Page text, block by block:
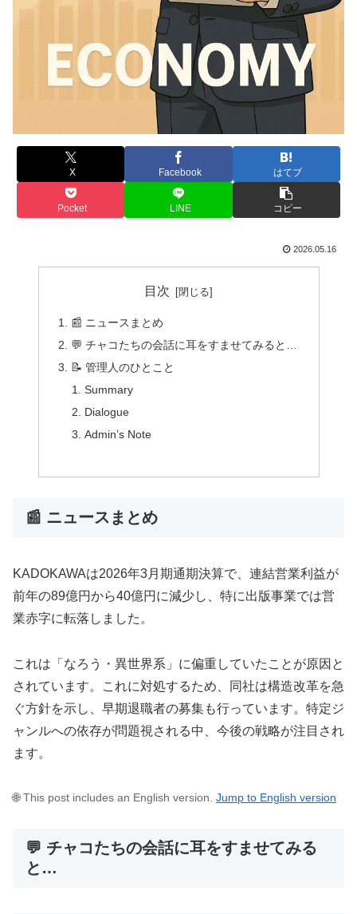
X Facebook はてブ
Pocket LINE コピー
2026.05.16
目次
📰 ニュースまとめ
💬 チャコたちの会話に耳をすませてみると…
📝 管理人のひとこと
Summary
Dialogue
Admin’s Note
📰 ニュースまとめ
KADOKAWAは2026年3月期通期決算で、連結営業利益が
前年の89億円から40億円に減少し、特に出版事業では営
業赤字に転落しました。
これは「なろう・異世界系」に偏重していたことが原因と
されています。これに対処するため、同社は構造改革を急
ぐ方針を示し、早期退職者の募集も行っています。特定ジ
ャンルへの依存が問題視される中、今後の戦略が注目され
ます。
🌐 This post includes an English version. Jump to English version
💬 チャコたちの会話に耳をすませてみる
と…